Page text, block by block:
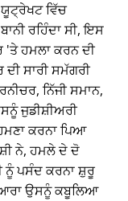
ਵਿੱਚ
ਰਹਿੰਦਾ ਸੀ, ਇਸ
'ਤੇ ਹਮਲਾ ਕਰਨ ਦੀ
ਸਾਰੀ ਸਮੱਗਰੀ
ਨਿੱਜੀ ਸਮਾਨ,
ਜੁਡੀਸ਼ੀਅਰੀ
ਕਰਨਾ ਪਿਆ
ਨੇ, ਹਮਲੇ ਦੇ ਦੋ
ਨੂੰ ਪਸੰਦ ਕਰਨਾ ਸ਼ੁਰੂ
ਉਸਨੂੰ ਕਬੂਲਿਆ